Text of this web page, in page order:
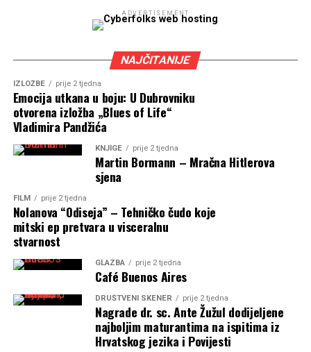
ADVERTISEMENT
NAJČITANIJE
IZLOŽBE prije 2 tjedna
Emocija utkana u boju: U Dubrovniku
otvorena izložba „Blues of Life“
Vladimira Pandžića
KNJIGE prije 2 tjedna
Martin Bormann – Mračna Hitlerova
sjena
FILM prije 2 tjedna
Nolanova “Odiseja” – Tehničko čudo koje
mitski ep pretvara u visceralnu
stvarnost
GLAZBA prije 2 tjedna
Café Buenos Aires
DRUŠTVENI SKENER prije 2 tjedna
Nagrade dr. sc. Ante Žužul dodijeljene
najboljim maturantima na ispitima iz
Hrvatskog jezika i Povijesti